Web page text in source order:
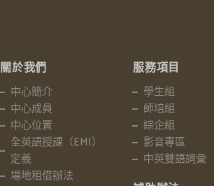
關於我們
中心簡介
中心成員
中心位置
全英語授課（EMI）
定義
場地租借辦法
服務項目
學生組
師培組
綜企組
影音專區
中英雙語詞彙